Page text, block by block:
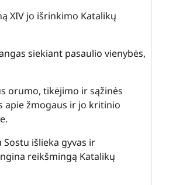
XIV jo išrinkimo Katalikų
siekiant pasaulio vienybės,
orumo, tikėjimo ir sąžinės
apie žmogaus ir jo kritinio
išlieka gyvas ir
reikšmingą Katalikų